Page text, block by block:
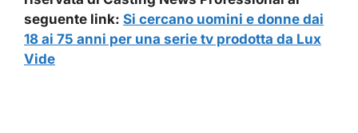
seguente link: Si cercano uomini e donne dai
18 ai 75 anni per una serie tv prodotta da Lux
Vide